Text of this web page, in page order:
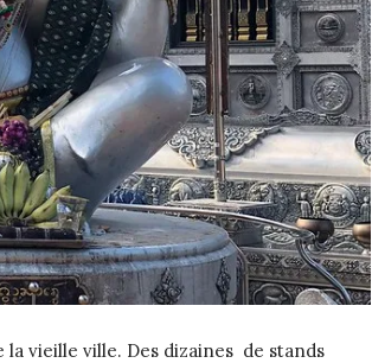
la vieille ville. Des dizaines de stands